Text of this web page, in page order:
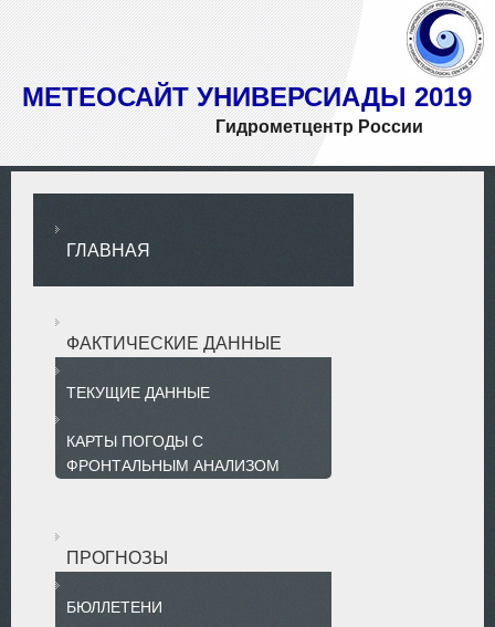
МЕТЕОСАЙТ УНИВЕРСИАДЫ 2019
Гидрометцентр России
ГЛАВНАЯ
ФАКТИЧЕСКИЕ ДАННЫЕ
ТЕКУЩИЕ ДАННЫЕ
КАРТЫ ПОГОДЫ С
ФРОНТАЛЬНЫМ АНАЛИЗОМ
ПРОГНОЗЫ
БЮЛЛЕТЕНИ